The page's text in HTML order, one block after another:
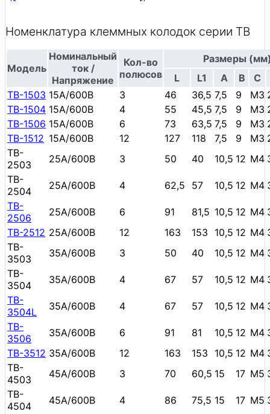
Номенклатура клеммных колодок серии TB
Модель
Номинальный
ток /
Напряжение
Кол-во
полюсов
Размеры
L
L1 А B
C
TB-1503 15A/600В 3 46 36,5 7,5 9 M3
TB-1504 15A/600В 4 55 45,5 7,5 9 M3
TB-1506 15A/600В 6 73 63,5 7,5 9 M3
TB-1512 15A/600В 12 127 118 7,5 9 M3
TB-
2503
25A/600В 3 50 40 10,5 12 M4
TB-
2504
25A/600В 4 62,5 57 10,5 12 M4
TB-
2506
25A/600В 6 91 81,5 10,5 12 M4
TB-2512 25A/600В 12 163 153 10,5 12 M4
TB-
3503
35А/600В 3 50 40 10,5 12 М4
TB-
3504
35А/600В 4 67 57 10,5 12 М4
TB-
3504L
35А/600В 4 67 57 10,5 12 М4
TB-
3506
35А/600В 6 91 81 10,5 12 М4
TB-3512 35А/600В 12 163 153 10,5 12 М4
TB-
4503
45А/600В 3 70 60,5 15 17 М5
TB-
4504
45А/600В 4 86 75,5 15 17 М5